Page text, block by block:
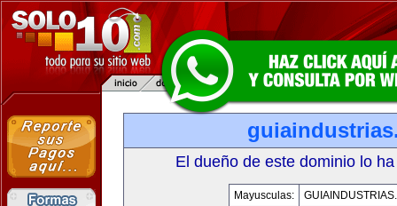
El dueño de este dominio lo
Mayusculas: